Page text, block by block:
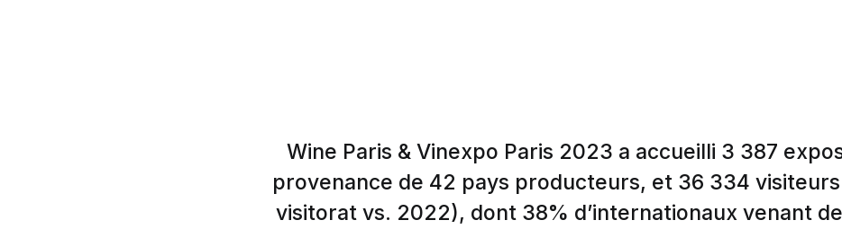
Wine Paris & Vinexpo Paris 2023 a accueilli 3 387
provenance de 42 pays producteurs, et 36 334 visiteurs
visitorat vs. 2022), dont 38% d’internationaux venant